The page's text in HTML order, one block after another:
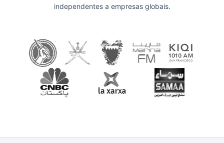
independentes a empresas globais.